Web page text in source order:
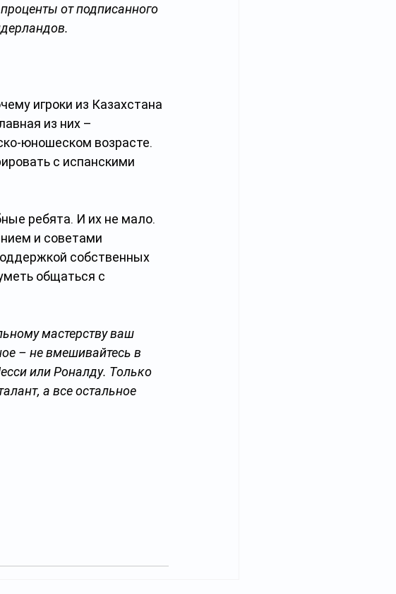
от подписанного
игроки из Казахстана
из них –
юношеском возрасте.
с испанскими
ребята. И их не мало.
и советами
собственных
общаться с
мастерству ваш
– не вмешивайтесь в
или Роналду. Только
а все остальное